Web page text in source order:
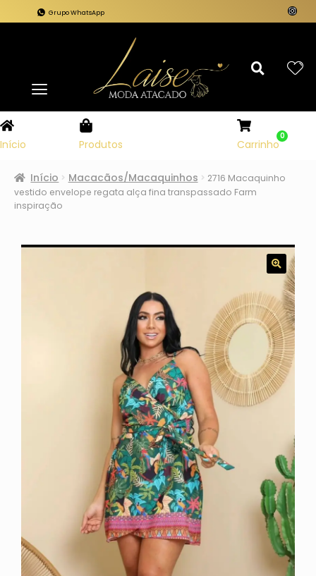
Grupo WhatsApp
Início Produtos Carrinho
0
Início Macacãos/Macaquinhos
2716 Macaquinho
vestido envelope regata alça fina transpassado Farm
inspiração